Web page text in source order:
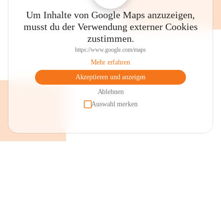
Um Inhalte von Google Maps anzuzeigen,
musst du der Verwendung externer Cookies
zustimmen.
https://www.google.com/maps
Mehr erfahren
Akzeptieren und anzeigen
Ablehnen
Auswahl merken